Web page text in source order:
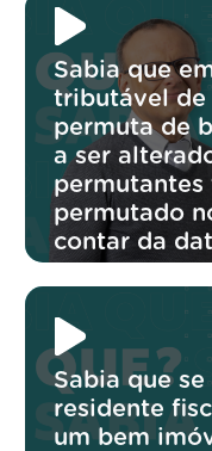
Sabia que
tributável de
permuta de
a ser
permutantes
permutado
contar da
Sabia que
residente
um bem